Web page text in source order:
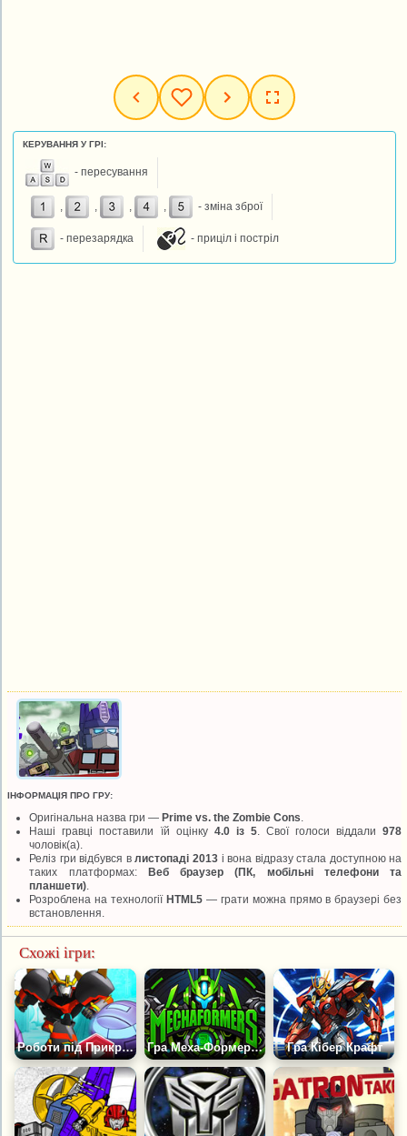
КЕРУВАННЯ У ГРІ:
- пересування
- зміна зброї
- перезарядка - приціл і постріл
ІНФОРМАЦІЯ ПРО ГРУ:
Оригінальна назва гри —Prime vs. the Zombie Cons
Наші гравці поставили їй оцінку 4.0 із 5. Свої голоси віддали978
чоловік(а).
Реліз гри відбувся влистопаді 2013і вона відразу стала доступною на
таких платформах: Веб браузер (ПК, мобільні телефони та
планшети)
Розроблена на технології HTML5— грати можна прямо в браузері без
встановлення.
Схожі ігри:
Роботи під Прикриттям Футбол Гра Меха-Формери 3 Гра Кібер Крафт